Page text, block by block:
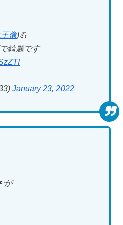
像)💪
綺麗です
January 23, 2022
が